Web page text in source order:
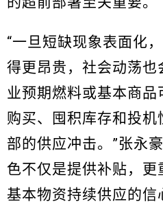
“一旦短缺现象表面化
得更昂贵，社会动荡
业预期燃料或基本商
购买、囤积库存和投
部的供应冲击。”张永
色不仅是提供补贴，
基本物资持续供应的信